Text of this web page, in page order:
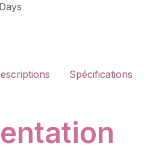
Spécifications